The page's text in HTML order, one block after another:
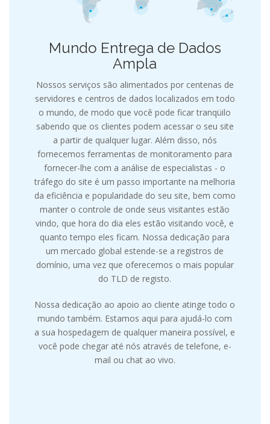
Mundo Entrega de Dados
Ampla
Nossos serviços são alimentados por centenas de
servidores e centros de dados localizados em todo
o mundo, de modo que você pode ficar tranqüilo
sabendo que os clientes podem acessar o seu site
a partir de qualquer lugar. Além disso, nós
fornecemos ferramentas de monitoramento para
fornecer-lhe com a análise de especialistas - o
tráfego do site é um passo importante na melhoria
da eficiência e popularidade do seu site, bem como
manter o controle de onde seus visitantes estão
vindo, que hora do dia eles estão visitando você, e
quanto tempo eles ficam. Nossa dedicação para
um mercado global estende-se a registros de
domínio, uma vez que oferecemos o mais popular
do TLD de registo.
Nossa dedicação ao apoio ao cliente atinge todo o
mundo também. Estamos aqui para ajudá-lo com
a sua hospedagem de qualquer maneira possível, e
você pode chegar até nós através de telefone, e-
mail ou chat ao vivo.